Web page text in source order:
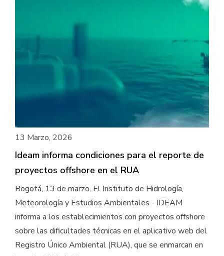
13 Marzo, 2026
Ideam informa condiciones para el reporte de
proyectos offshore en el RUA
Bogotá, 13 de marzo. El Instituto de Hidrología,
Meteorología y Estudios Ambientales - IDEAM
informa a los establecimientos con proyectos offshore
sobre las dificultades técnicas en el aplicativo web del
Registro Único Ambiental (RUA), que se enmarcan en